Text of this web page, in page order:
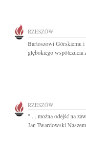
RZESZÓW
Bartoszowi Górskiemu
głębokiego
RZESZÓW
" ... można odejść na
Jan Twardowski